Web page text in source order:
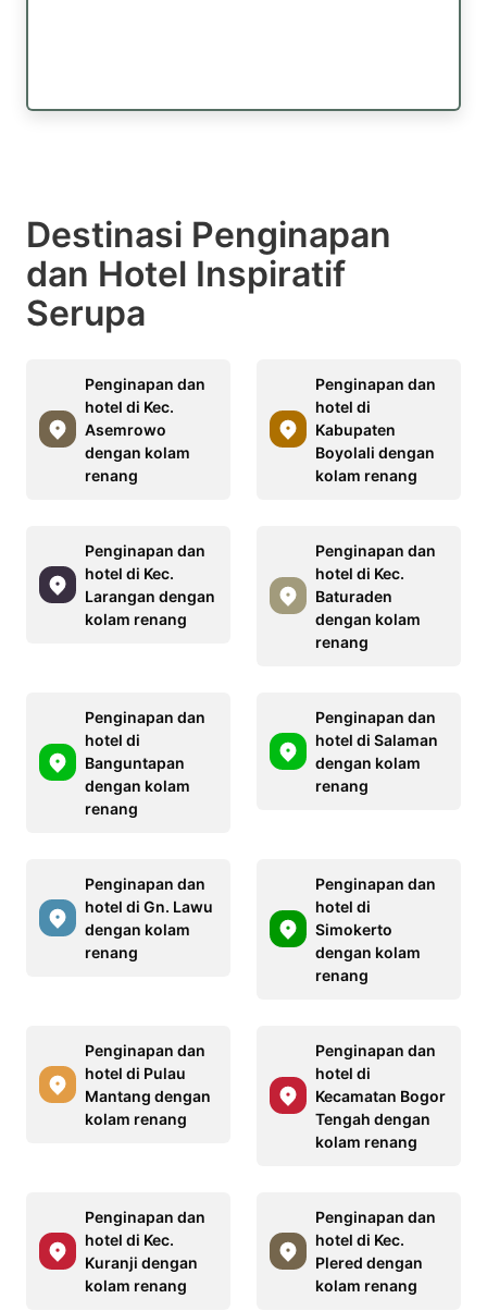
Destinasi Penginapan
dan Hotel Inspiratif
Serupa
Penginapan dan
hotel di Kec.
Asemrowo
dengan kolam
renang
Penginapan dan
hotel di
Kabupaten
Boyolali dengan
kolam renang
Penginapan dan
hotel di Kec.
Larangan dengan
kolam renang
Penginapan dan
hotel di Kec.
Baturaden
dengan kolam
renang
Penginapan dan
hotel di
Banguntapan
dengan kolam
renang
Penginapan dan
hotel di Salaman
dengan kolam
renang
Penginapan dan
hotel di Gn. Lawu
dengan kolam
renang
Penginapan dan
hotel di
Simokerto
dengan kolam
renang
Penginapan dan
hotel di Pulau
Mantang dengan
kolam renang
Penginapan dan
hotel di
Kecamatan Bogor
Tengah dengan
kolam renang
Penginapan dan
hotel di Kec.
Kuranji dengan
kolam renang
Penginapan dan
hotel di Kec.
Plered dengan
kolam renang